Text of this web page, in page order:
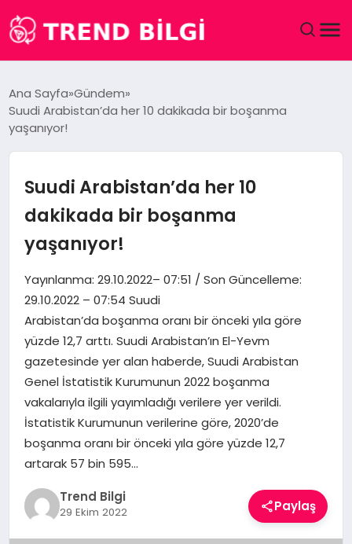
MAGAZIN
SAĞLIK
SPOR
TEKNOLOJI
YAŞAM
Ana Sayfa Gündem
Suudi Arabistan’da her 10 dakikada bir boşanma
yaşanıyor!
Suudi Arabistan’da her 10
dakikada bir boşanma
yaşanıyor!
Yayınlanma: 29.10.2022– 07:51 / Son Güncelleme:
29.10.2022 – 07:54 Suudi
Arabistan’da boşanma oranı bir önceki yıla göre
yüzde 12,7 arttı. Suudi Arabistan’ın El-Yevm
gazetesinde yer alan haberde, Suudi Arabistan
Genel İstatistik Kurumunun 2022 boşanma
vakalarıyla ilgili yayımladığı verilere yer verildi.
İstatistik Kurumunun verilerine göre, 2020’de
boşanma oranı bir önceki yıla göre yüzde 12,7
artarak 57 bin 595…
Trend Bilgi
29 Ekim 2022 Paylaş